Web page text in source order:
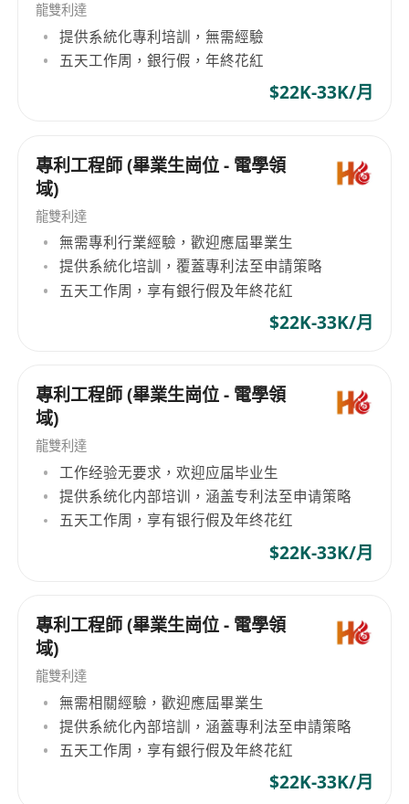
龍雙利達
提供系統化專利培訓，無需經驗
五天工作周，銀行假，年終花紅
$22K-33K/月
專利工程師 (畢業生崗位 - 電學領
域)
龍雙利達
無需專利行業經驗，歡迎應屆畢業生
提供系統化培訓，覆蓋專利法至申請策略
五天工作周，享有銀行假及年終花紅
$22K-33K/月
專利工程師 (畢業生崗位 - 電學領
域)
龍雙利達
工作经验无要求，欢迎应届毕业生
提供系统化内部培训，涵盖专利法至申请策略
五天工作周，享有银行假及年终花红
$22K-33K/月
專利工程師 (畢業生崗位 - 電學領
域)
龍雙利達
無需相關經驗，歡迎應屆畢業生
提供系統化內部培訓，涵蓋專利法至申請策略
五天工作周，享有銀行假及年終花紅
$22K-33K/月